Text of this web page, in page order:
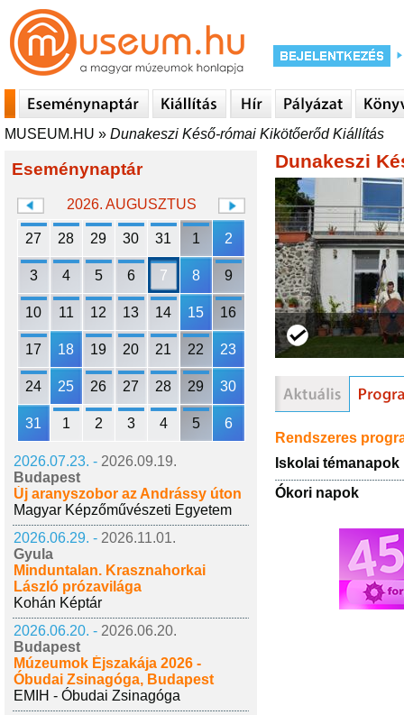
MUSEUM.HU » Dunakeszi Késő-római Kikötőerőd Kiállítás
Eseménynaptár
2026. AUGUSZTUS
27 28 29 30 31 1 2
3 4 5 6 7 8 9
10 11 12 13 14 15 16
17 18 19 20 21 22 23
24 25 26 27 28 29 30
31 1 2 3 4 5 6
2026.07.23. - 2026.09.19.
Budapest
Új aranyszobor az Andrássy úton
Magyar Képzőművészeti Egyetem
2026.06.29. - 2026.11.01.
Gyula
Minduntalan. Krasznahorkai
László prózavilága
Kohán Képtár
2026.06.20. - 2026.06.20.
Budapest
Múzeumok Éjszakája 2026 -
Óbudai Zsinagóga, Budapest
EMIH - Óbudai Zsinagóga
Dunakeszi
Rendszeres
Iskolai témanapok
Ókori napok